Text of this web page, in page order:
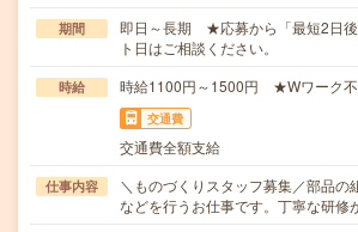
期間
即日～長期 ★応募から「最短2日後
ト日はご相談ください。
時給 時給1100円～1500円 ★Wワーク
交通費
交通費全額支給
仕事内容
＼ものづくりスタッフ募集／部品の
などを行うお仕事です。丁寧な研